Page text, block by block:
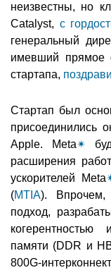
неизвестны, но
Catalyst, с
генеральный
имевший прямое
стартапа,
Стартап был
присоединились
Apple. Meta✴
расширения
ускорителей Meta
(MTIA). Впрочем,
подход,
памяти (DDR и
800G-